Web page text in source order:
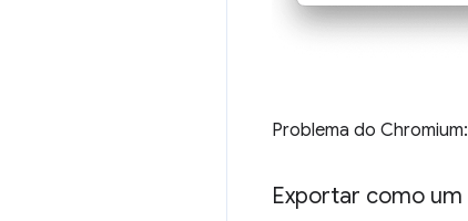
Problema do Chromium:
Exportar como